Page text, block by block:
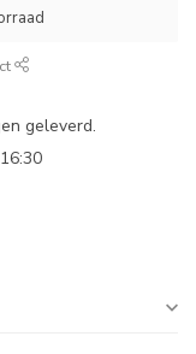
geleverd.